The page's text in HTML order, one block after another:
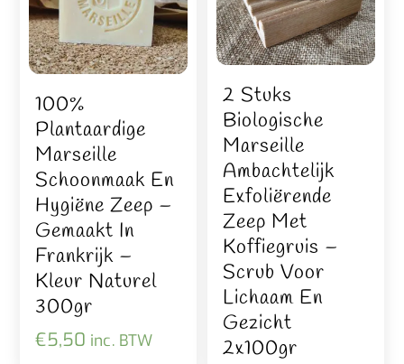
100%
Plantaardige
Marseille
Schoonmaak En
Hygiëne Zeep –
Gemaakt In
Frankrijk –
Kleur Naturel
300gr
€5,50 inc. BTW
2 Stuks
Biologische
Marseille
Ambachtelijk
Exfoliërende
Zeep Met
Koffiegruis –
Scrub Voor
Lichaam En
Gezicht
2x100gr